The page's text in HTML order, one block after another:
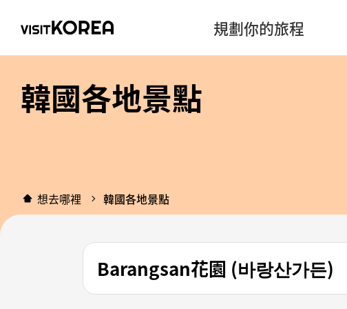
規劃你的旅程
韓國各地景點
想去哪裡 韓國各地景點
Barangsan花園 (바랑산가든)